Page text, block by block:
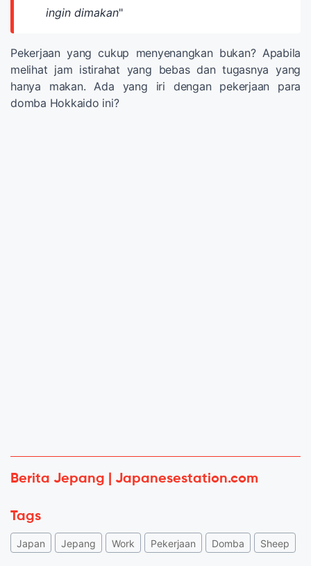
ingin dimakan"
Pekerjaan yang cukup menyenangkan bukan? Apabila
melihat jam istirahat yang bebas dan tugasnya yang
hanya makan. Ada yang iri dengan pekerjaan para
domba Hokkaido ini?
Berita Jepang | Japanesestation.com
Tags
Japan Jepang Work Pekerjaan Domba Sheep